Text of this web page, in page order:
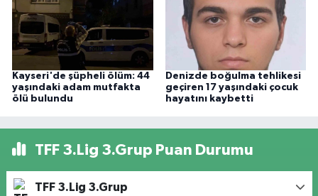
Kayseri'de şüpheli ölüm: 44
yaşındaki adam mutfakta
ölü bulundu
Denizde boğulma tehlikesi
geçiren 17 yaşındaki çocuk
hayatını kaybetti
TFF 3.Lig 3.Grup Puan Durumu
TFF 3.Lig 3.Grup